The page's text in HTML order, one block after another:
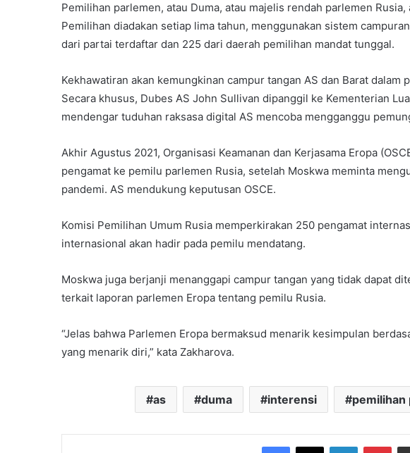
Pemilihan parlemen, atau Duma, atau majelis rendah parlemen
Pemilihan diadakan setiap lima tahun, menggunakan sistem
dari partai terdaftar dan 225 dari daerah pemilihan mandat tunggal.
Kekhawatiran akan kemungkinan campur tangan AS dan Barat
Secara khusus, Dubes AS John Sullivan dipanggil ke Kementerian
mendengar tuduhan raksasa digital AS mencoba mengganggu
Akhir Agustus 2021, Organisasi Keamanan dan Kerjasama Eropa
pengamat ke pemilu parlemen Rusia, setelah Moskwa meminta
pandemi. AS mendukung keputusan OSCE.
Komisi Pemilihan Umum Rusia memperkirakan 250 pengamat
internasional akan hadir pada pemilu mendatang.
Moskwa juga berjanji menanggapi campur tangan yang tidak dapat
terkait laporan parlemen Eropa tentang pemilu Rusia.
“Jelas bahwa Parlemen Eropa bermaksud menarik kesimpulan
yang menarik diri,” kata Zakharova.
as duma interensi pemilihan
Facebook
X LinkedIn